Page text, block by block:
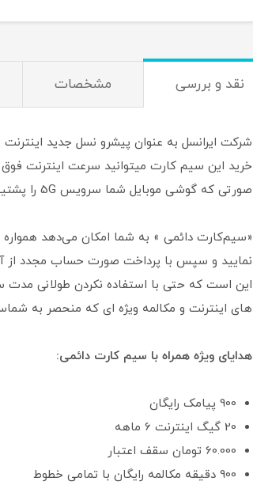
نقد و بررسی مشخصات
صورتی که گوشی موبایل شما سرویس 5G را پشتیبانی نمیکند جای هیچ نگرانی نیست و میتوانید از شبکه 4.5G با پهنای باند بالاتری استفاده نمایید .
«سیم‌کارت دائمی » به شما امکان می‌دهد همواره
نمایید و سپس با پرداخت صورت حساب مجدد از
این است که حتی با استفاده نکردن طولانی مدت
های اینترنت و مکالمه ویژه ای که منحصر به
هدایای ویژه همراه با سیم کارت دائمی:
900 پیامک رایگان
20 گیگ اینترنت 6 ماهه
60.000 تومان سقف اعتبار
900 دقیقه مکالمه رایگان با تمامی خطوط